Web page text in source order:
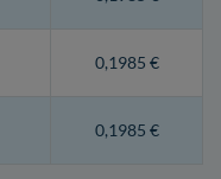
0,1985 €
0,1985 €